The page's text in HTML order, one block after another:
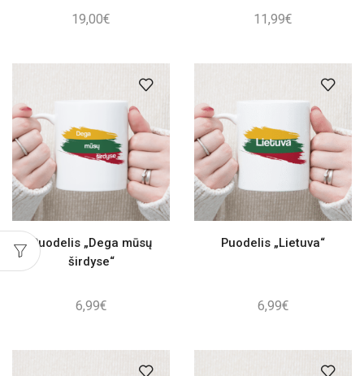
19,00€ 11,99€
Puodelis „Dega mūsų
širdyse“
6,99€
Puodelis „Lietuva“
6,99€